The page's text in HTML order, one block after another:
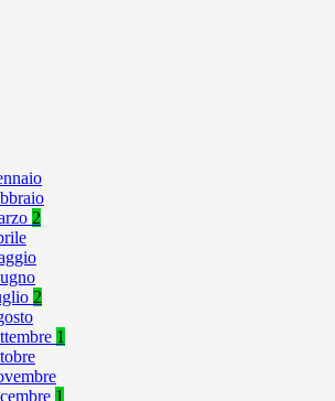
2
2
1
1